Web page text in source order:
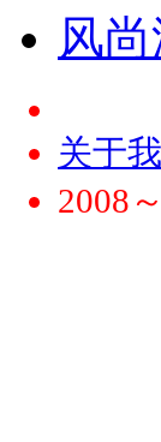
风
关于
2008